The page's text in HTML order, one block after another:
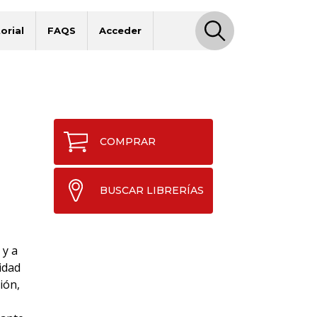
FAQS Acceder
a
COMPRAR
BUSCAR LIBRERÍAS